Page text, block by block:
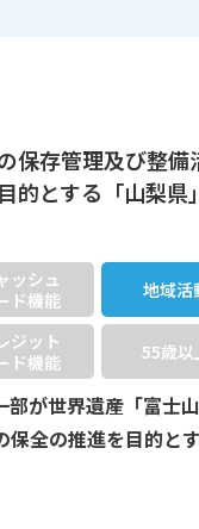
保存管理及び整備
的とする「山梨県
ッシュ
ド機能
地域活
ジット
ド機能
55歳以
が世界遺産「富士
全の推進を目的と